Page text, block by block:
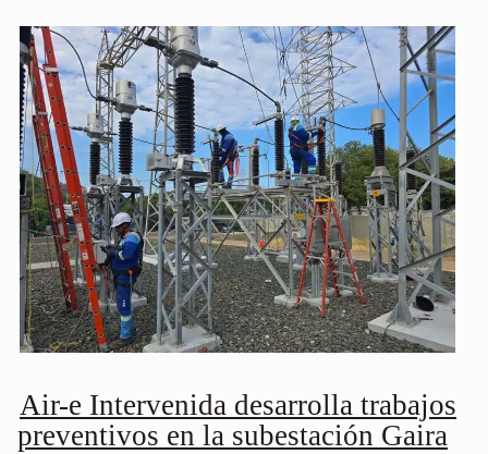
Air-e Intervenida desarrolla trabajos
preventivos en la subestación Gaira